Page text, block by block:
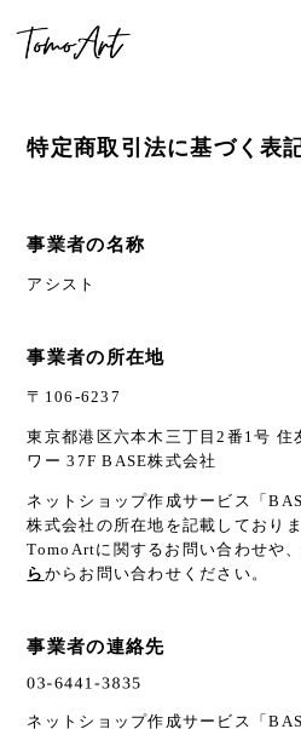
特定商取引法に基づく表
事業者の名称
アシスト
事業者の所在地
〒106-6237
東京都港区六本木三丁目2番1号 住
ワー 37F BASE株式会社
ネットショップ作成サービス「
株式会社の所在地を記載しておりま
TomoArtに関するお問い合わせや
ら からお問い合わせください。
事業者の連絡先
ネットショップ作成サービス「